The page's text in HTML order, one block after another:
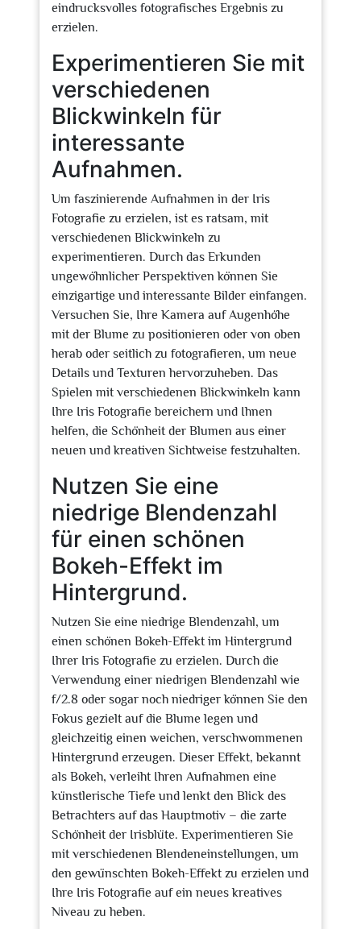
eindrucksvolles fotografisches Ergebnis zu
erzielen.
Experimentieren Sie mit
verschiedenen
Blickwinkeln für
interessante
Aufnahmen.
Um faszinierende Aufnahmen in der Iris
Fotografie zu erzielen, ist es ratsam, mit
verschiedenen Blickwinkeln zu
experimentieren. Durch das Erkunden
ungewöhnlicher Perspektiven können Sie
einzigartige und interessante Bilder einfangen.
Versuchen Sie, Ihre Kamera auf Augenhöhe
mit der Blume zu positionieren oder von oben
herab oder seitlich zu fotografieren, um neue
Details und Texturen hervorzuheben. Das
Spielen mit verschiedenen Blickwinkeln kann
Ihre Iris Fotografie bereichern und Ihnen
helfen, die Schönheit der Blumen aus einer
neuen und kreativen Sichtweise festzuhalten.
Nutzen Sie eine
niedrige Blendenzahl
für einen schönen
Bokeh-Effekt im
Hintergrund.
Nutzen Sie eine niedrige Blendenzahl, um
einen schönen Bokeh-Effekt im Hintergrund
Ihrer Iris Fotografie zu erzielen. Durch die
Verwendung einer niedrigen Blendenzahl wie
f/2.8 oder sogar noch niedriger können Sie den
Fokus gezielt auf die Blume legen und
gleichzeitig einen weichen, verschwommenen
Hintergrund erzeugen. Dieser Effekt, bekannt
als Bokeh, verleiht Ihren Aufnahmen eine
künstlerische Tiefe und lenkt den Blick des
Betrachters auf das Hauptmotiv – die zarte
Schönheit der Irisblüte. Experimentieren Sie
mit verschiedenen Blendeneinstellungen, um
den gewünschten Bokeh-Effekt zu erzielen und
Ihre Iris Fotografie auf ein neues kreatives
Niveau zu heben.